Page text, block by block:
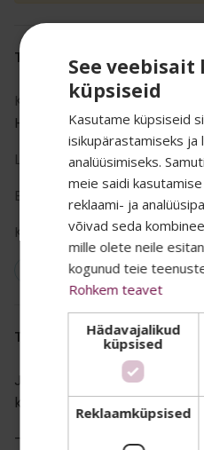
TOOTE INFO
Kategooria: Hotellidele
Hotelliföönid,Pistikuga
Liik:
hotelli föön
Bränd:
ALISEO
Kastis:
Vegan: Ei
TOOTE KIRJELDUS
Juukseföön igapäevaseks
kujundamiseks.
– Seinahoidikuga
See veebisait
küpsiseid
Kasutame küpsiseid
isikupärastamiseks ja
analüüsimiseks.
meie saidi
reklaami- ja
võivad seda
mille olete neile
kogunud teie
Rohkem teavet
Hädavajalikud
küpsised
Reklaamküpsised
TEADA? 👀
Oma uudiskirjas
eksklusiivsemaid
soodustusi ja infot
Liitu meie listiga ja